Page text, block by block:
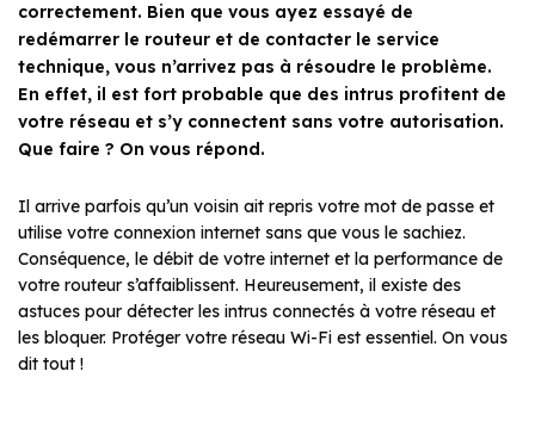
correctement. Bien que vous ayez essayé de
redémarrer le routeur et de contacter le service
technique, vous n’arrivez pas à résoudre le problème.
En effet, il est fort probable que des intrus profitent de
votre réseau et s’y connectent sans votre autorisation.
Que faire ? On vous répond.
Il arrive parfois qu’un voisin ait repris votre mot de passe et
utilise votre connexion internet sans que vous le sachiez.
Conséquence, le débit de votre internet et la performance de
votre routeur s’affaiblissent. Heureusement, il existe des
astuces pour détecter les intrus connectés à votre réseau et
les bloquer. Protéger votre réseau Wi-Fi est essentiel. On vous
dit tout !